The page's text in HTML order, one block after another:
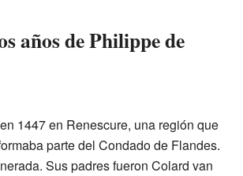
años de Philippe de
1447 en Renescure, una región que
parte del Condado de Flandes.
Sus padres fueron Colard van